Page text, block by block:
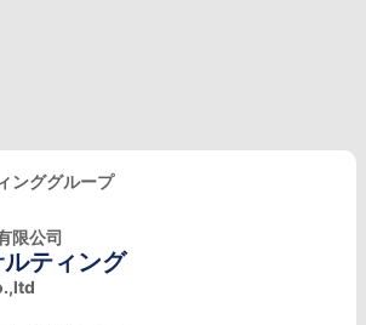
ンググループ
限公司
ティング